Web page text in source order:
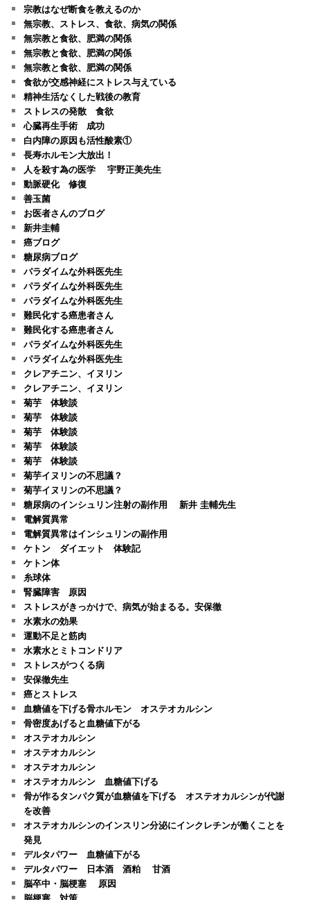
宗教はなぜ断食を教えるのか
無宗教、ストレス、食欲、病気の関係
無宗教と食欲、肥満の関係
無宗教と食欲、肥満の関係
無宗教と食欲、肥満の関係
食欲が交感神経にストレス与えている
精神生活なくした戦後の教育
ストレスの発散 食欲
心臓再生手術 成功
白内障の原因も活性酸素①
長寿ホルモン大放出！
人を殺す為の医学 宇野正美先生
動脈硬化 修復
善玉菌
お医者さんのブログ
新井圭輔
癌ブログ
糖尿病ブログ
パラダイムな外科医先生
パラダイムな外科医先生
パラダイムな外科医先生
難民化する癌患者さん
難民化する癌患者さん
パラダイムな外科医先生
パラダイムな外科医先生
クレアチニン、イヌリン
クレアチニン、イヌリン
菊芋 体験談
菊芋 体験談
菊芋 体験談
菊芋 体験談
菊芋 体験談
菊芋イヌリンの不思議？
菊芋イヌリンの不思議？
糖尿病のインシュリン注射の副作用 新井 圭輔先生
電解質異常
電解質異常はインシュリンの副作用
ケトン ダイエット 体験記
ケトン体
糸球体
腎臓障害 原因
ストレスがきっかけで、病気が始まるる。安保徹
水素水の効果
運動不足と筋肉
水素水とミトコンドリア
ストレスがつくる病
安保徹先生
癌とストレス
血糖値を下げる骨ホルモン オステオカルシン
骨密度あげると血糖値下がる
オステオカルシン
オステオカルシン
オステオカルシン
オステオカルシン 血糖値下げる
骨が作るタンパク質が血糖値を下げる オステオカルシンが代謝
を改善
オステオカルシンのインスリン分泌にインクレチンが働くことを
発見
デルタパワー 血糖値下がる
デルタパワー 日本酒 酒粕 甘酒
脳卒中・脳梗塞 原因